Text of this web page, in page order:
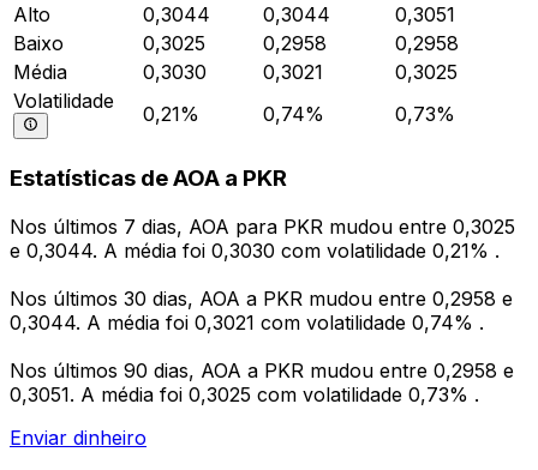
Alto
0,3044 0,3044
0,3051
Baixo
0,3025 0,2958
0,2958
Média
0,3030 0,3021
0,3025
Volatilidade
0,21% 0,74% 0,73%
Estatísticas de AOA a PKR
Nos últimos 7 dias, AOA para PKR mudou entre 0,3025
e 0,3044. A média foi 0,3030 com volatilidade 0,21% .
Nos últimos 30 dias, AOA a PKR mudou entre 0,2958 e
0,3044. A média foi 0,3021 com volatilidade 0,74% .
Nos últimos 90 dias, AOA a PKR mudou entre 0,2958 e
0,3051. A média foi 0,3025 com volatilidade 0,73% .
Enviar dinheiro